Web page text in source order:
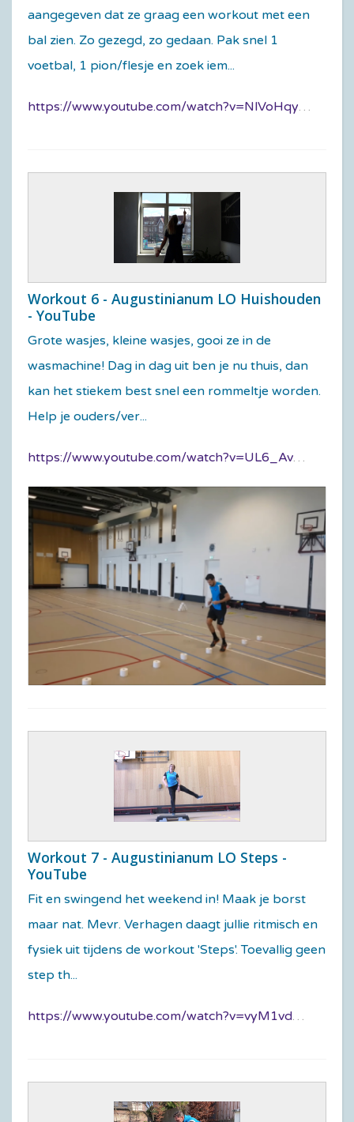
aangegeven dat ze graag een workout met een
bal zien. Zo gezegd, zo gedaan. Pak snel 1
voetbal, 1 pion/flesje en zoek iem...
https://www.youtube.com/watch?v=NlVoHqyw2JE
Workout 6 - Augustinianum LO Huishouden
- YouTube
Grote wasjes, kleine wasjes, gooi ze in de
wasmachine! Dag in dag uit ben je nu thuis, dan
kan het stiekem best snel een rommeltje worden.
Help je ouders/ver...
https://www.youtube.com/watch?v=UL6_Avw0rwI
Workout 7 - Augustinianum LO Steps -
YouTube
Fit en swingend het weekend in! Maak je borst
maar nat. Mevr. Verhagen daagt jullie ritmisch en
fysiek uit tijdens de workout 'Steps'. Toevallig geen
step th...
https://www.youtube.com/watch?v=vyM1vdoKKKw